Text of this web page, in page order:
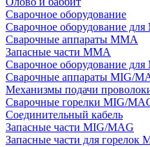
Сварочное оборудование
Сварочное оборудование
Сварочные аппараты MMA
Запасные части MMA
Сварочное оборудование
Сварочные аппараты MIG/
Механизмы подачи
Сварочные горелки MIG/
Соединительный кабель
Запасные части MIG/MAG
Запасные части для горелок